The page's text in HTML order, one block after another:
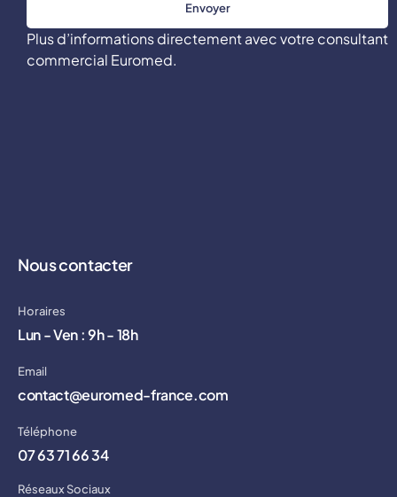
Envoyer
Plus d’informations directement avec votre consultant
commercial Euromed.
Nous contacter
Horaires
Lun - Ven : 9h - 18h
Email
contact@euromed-france.com
Téléphone
07 63 71 66 34
Réseaux Sociaux